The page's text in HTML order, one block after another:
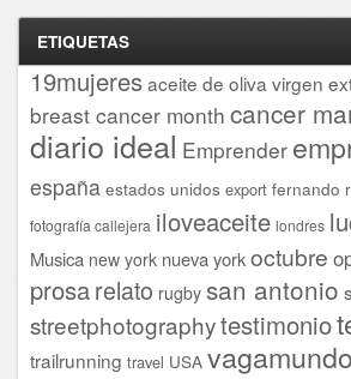
ETIQUETAS
19mujeresaceite de oliva virgen
breast cancer month cancer
diario ideal Emprender
españa estados unidos export fernando
fotografía callejera iloveaceite londres
Musica new york nueva yorkoctubre
prosarelato rugby san antonio
streetphotographytestimonio
trailrunning travel USA